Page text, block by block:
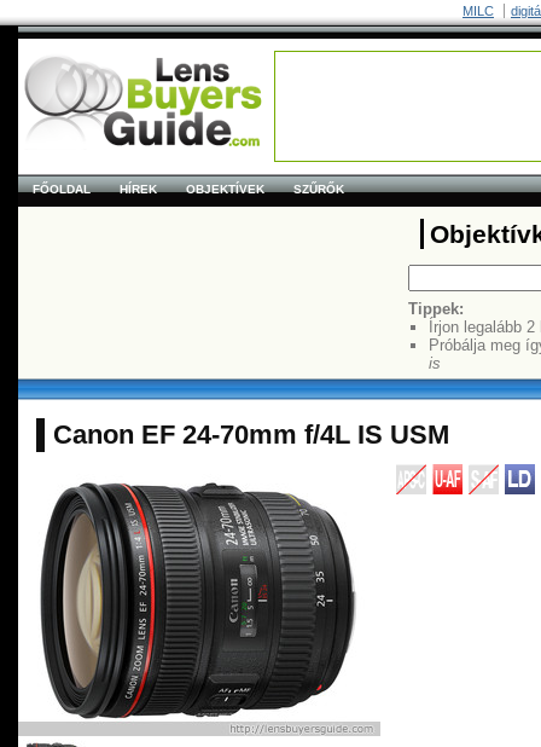
MILC
FŐOLDAL HÍREK OBJEKTÍVEK SZŰRŐK
Tippek:
Írjon legalább
Próbálja meg
is
Canon EF 24-70mm f/4L IS USM